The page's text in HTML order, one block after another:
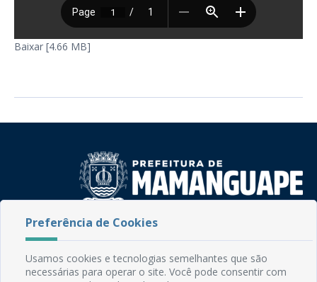
Baixar [4.66 MB]
Rua do Imperador, 78, Centro
CEP: 58.280-000 - Mamanguape/PB
Fone: (83) 3292-2246
Email: comunicacao@mamanguape.pb.gov.br
Preferência de Cookies
Usamos cookies e tecnologias semelhantes que são
necessárias para operar o site. Você pode consentir com